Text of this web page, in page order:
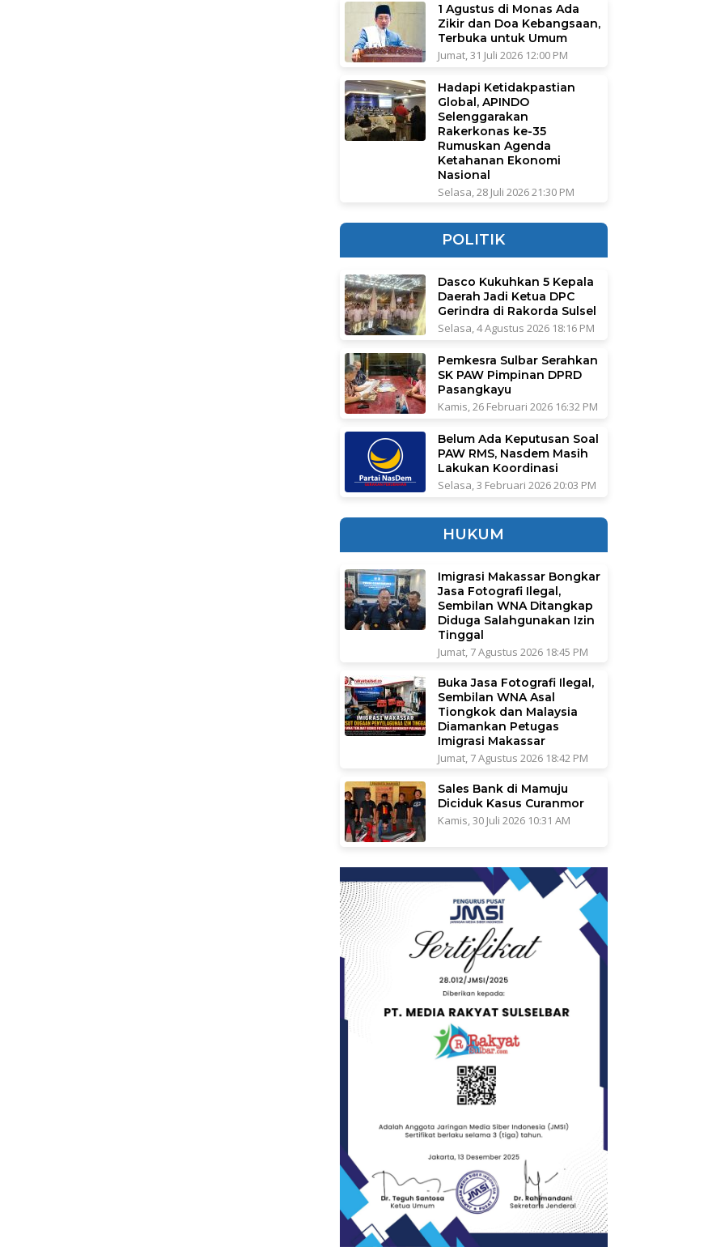
1 Agustus di Monas Ada
Zikir dan Doa Kebangsaan,
Terbuka untuk Umum
Jumat, 31 Juli 2026 12:00 PM
Hadapi Ketidakpastian
Global, APINDO
Selenggarakan
Rakerkonas ke-35
Rumuskan Agenda
Ketahanan Ekonomi
Nasional
Selasa, 28 Juli 2026 21:30 PM
POLITIK
Dasco Kukuhkan 5 Kepala
Daerah Jadi Ketua DPC
Gerindra di Rakorda Sulsel
Selasa, 4 Agustus 2026 18:16 PM
Pemkesra Sulbar Serahkan
SK PAW Pimpinan DPRD
Pasangkayu
Kamis, 26 Februari 2026 16:32 PM
Belum Ada Keputusan Soal
PAW RMS, Nasdem Masih
Lakukan Koordinasi
Selasa, 3 Februari 2026 20:03 PM
HUKUM
Imigrasi Makassar Bongkar
Jasa Fotografi Ilegal,
Sembilan WNA Ditangkap
Diduga Salahgunakan Izin
Tinggal
Jumat, 7 Agustus 2026 18:45 PM
Buka Jasa Fotografi Ilegal,
Sembilan WNA Asal
Tiongkok dan Malaysia
Diamankan Petugas
Imigrasi Makassar
Jumat, 7 Agustus 2026 18:42 PM
Sales Bank di Mamuju
Diciduk Kasus Curanmor
Kamis, 30 Juli 2026 10:31 AM